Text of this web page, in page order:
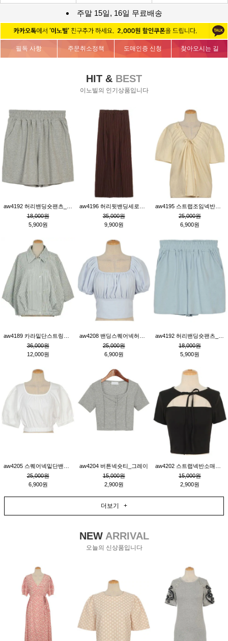
주말 15일, 16일 무료배송
필독 사항 주문취소정책 도매인증 신청 찾아오시는 길
HIT & BEST
이노빌의 인기상품입니다
18,000원
5,900원
35,000원
9,900원
25,000원
6,900원
36,000원
12,000원
25,000원
6,900원
18,000원
5,900원
25,000원
6,900원
aw4204 버튼넥숏티_그레이
15,000원
2,900원
15,000원
2,900원
더보기 +
NEWARRIVAL
오늘의 신상품입니다